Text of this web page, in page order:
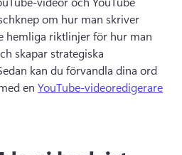
om hur man skriver
hemliga riktlinjer för hur man
skapar strategiska
kan du förvandla dina ord
en YouTube-videoredigerare